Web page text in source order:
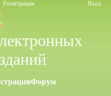
Регистрация Вход
Форум